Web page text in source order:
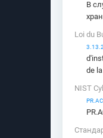
В
Loi du
de
NIST